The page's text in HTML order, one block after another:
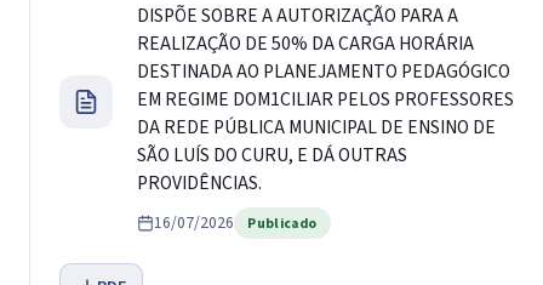
DISPÕE SOBRE A AUTORIZAÇÃO PARA A
REALIZAÇÃO DE 50% DA CARGA HORÁRIA
DESTINADA AO PLANEJAMENTO PEDAGÓGICO
EM REGIME DOM1CILIAR PELOS PROFESSORES
DA REDE PÚBLICA MUNICIPAL DE ENSINO DE
SÃO LUÍS DO CURU, E DÁ OUTRAS
PROVIDÊNCIAS.
16/07/2026 Publicado